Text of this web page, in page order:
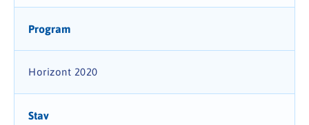
Program
Horizont 2020
Stav